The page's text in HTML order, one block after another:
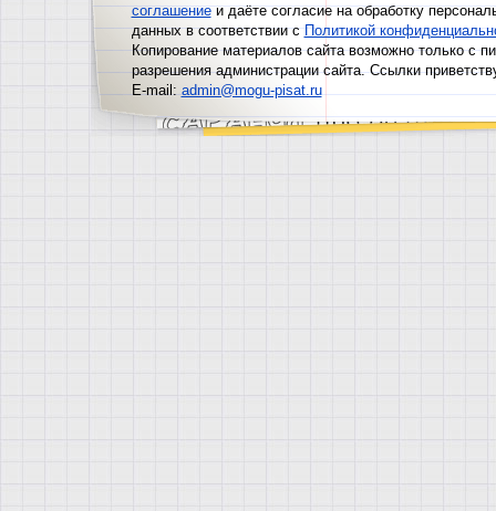
соглашениеи даёте согласие на обработку
данных в соответствии сПолитикой
Копирование материалов сайта возможно только с
разрешения администрации сайта. Ссылки
E-mail:admin@mogu-pisat.ru